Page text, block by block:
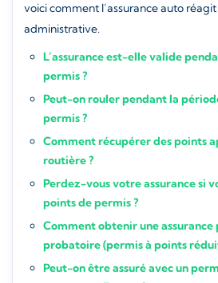
voici comment l’assurance auto
administrative.
L’assurance est-elle valide
permis ?
Peut-on rouler pendant la
permis ?
Comment récupérer des points
routière ?
Perdez-vous votre assurance si
points de permis ?
Comment obtenir une
probatoire (permis à points
Peut-on être assuré avec un